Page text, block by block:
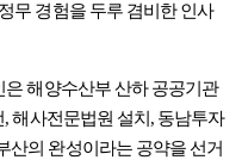
무 경험을 두루 겸비한 인사
해양수산부 산하 공공기관
해사전문법원 설치, 동남투자
산의 완성이라는 공약을 선거